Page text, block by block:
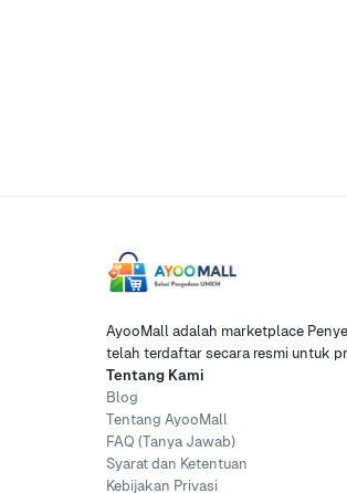
AyooMall adalah marketplace
telah terdaftar secara resmi untuk
Tentang Kami
Blog
Tentang AyooMall
FAQ (Tanya Jawab)
Syarat dan Ketentuan
Kebijakan Privasi